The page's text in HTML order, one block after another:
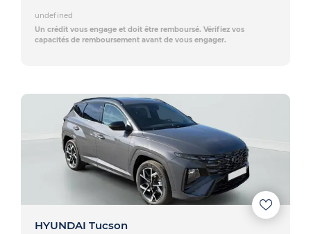
undefined
Un crédit vous engage et doit être remboursé. Vérifiez vos
capacités de remboursement avant de vous engager.
HYUNDAI Tucson